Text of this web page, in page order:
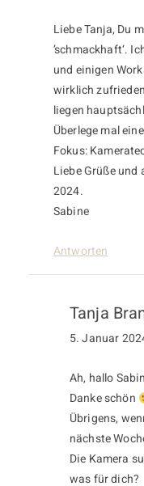
Liebe Tanja, Du
’schmackhaft‘.
und einigen
wirklich
liegen
Überlege mal
Fokus:
Liebe Grüße und
2024.
Sabine
Antworten
Tanja
5. Januar
Ah, hallo
Danke schön
Übrigens,
nächste
Die Kamera
was für dich?